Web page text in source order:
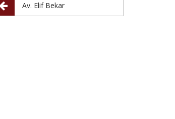
Av. Elif Bekar